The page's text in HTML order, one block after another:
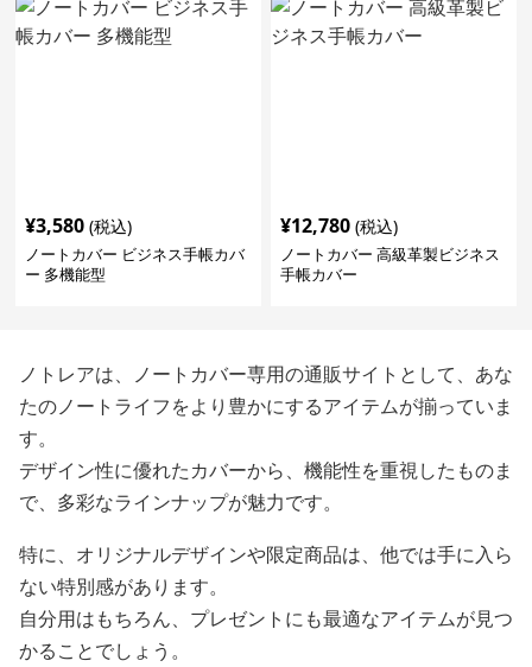
¥3,580 (税込)
ノートカバー ビジネス手帳カバ
ー 多機能型
¥12,780 (税込)
ノートカバー 高級革製ビジネス
手帳カバー
ノトレアは、ノートカバー専用の通販サイトとして、あな
たのノートライフをより豊かにするアイテムが揃っていま
す。
デザイン性に優れたカバーから、機能性を重視したものま
で、多彩なラインナップが魅力です。
特に、オリジナルデザインや限定商品は、他では手に入ら
ない特別感があります。
自分用はもちろん、プレゼントにも最適なアイテムが見つ
かることでしょう。